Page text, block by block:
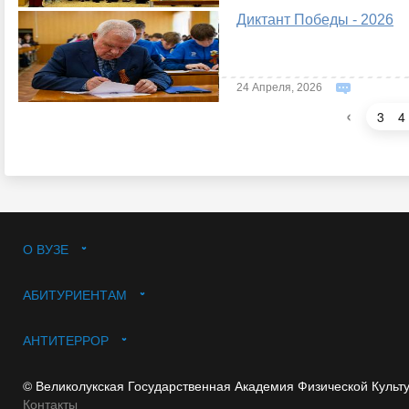
Диктант Победы - 2026
24 Апреля, 2026
‹ 3 4
О ВУЗЕ
АБИТУРИЕНТАМ
АНТИТЕРРОР
© Великолукская Государственная Академия Физической
Контакты